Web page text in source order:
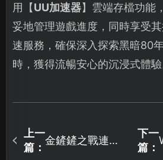
用【UU加速器】雲端存檔功能
妥地管理遊戲進度，同時享受
速服務，確保深入探索黑暗80
時，獲得流暢安心的沉浸式體驗
上一
篇：
金鏟鏟之戰連線
下一
篇：